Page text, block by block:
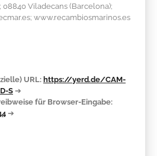
08840 Viladecans (Barcelona);
www.recambiosmarinos.es
URL: https://yerd.de/CAM-
S ➔
für Browser-Eingabe:
➔